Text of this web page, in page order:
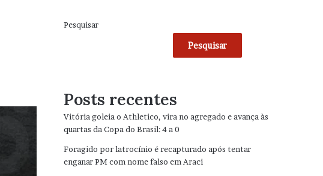
Pesquisar
Pesquisar
Posts recentes
Vitória goleia o Athletico, vira no agregado e avança às
quartas da Copa do Brasil: 4 a 0
Foragido por latrocínio é recapturado após tentar
enganar PM com nome falso em Araci